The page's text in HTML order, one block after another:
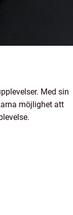
Med sin
möjlighet att